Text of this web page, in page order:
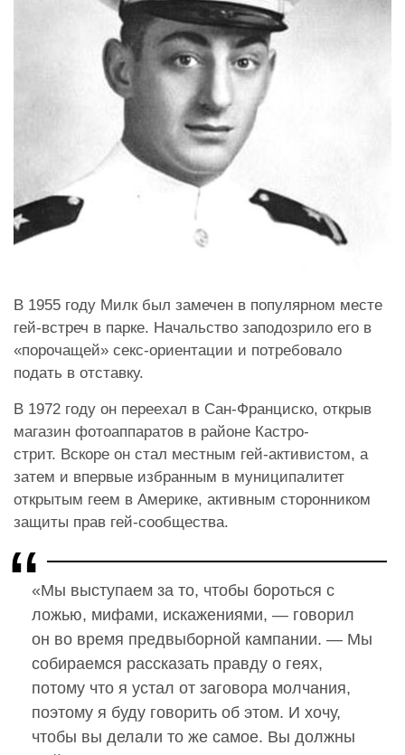
В 1955 году Милк был замечен в популярном месте
гей-встреч в парке. Начальство заподозрило его в
«порочащей» секс-ориентации и потребовало
подать в отставку.
В 1972 году он переехал в Сан-Франциско, открыв
магазин фотоаппаратов в районе Кастро-
стрит. Вскоре он стал местным гей-активистом, а
затем и впервые избранным в муниципалитет
открытым геем в Америке, активным сторонником
защиты прав гей-сообщества.
«Мы выступаем за то, чтобы бороться с
ложью, мифами, искажениями, — говорил
он во время предвыборной кампании. — Мы
собираемся рассказать правду о геях,
потому что я устал от заговора молчания,
поэтому я буду говорить об этом. И хочу,
чтобы вы делали то же самое. Вы должны